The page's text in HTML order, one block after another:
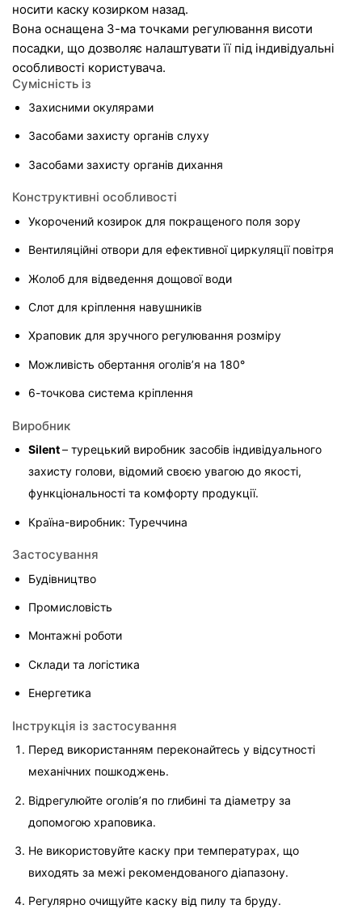
носити каску козирком назад.
Вона оснащена 3-ма точками регулювання висоти
посадки, що дозволяє налаштувати її під індивідуальні
особливості користувача.
Сумісність із
Захисними окулярами
Засобами захисту органів слуху
Засобами захисту органів дихання
Конструктивні особливості
Укорочений козирок для покращеного поля зору
Вентиляційні отвори для ефективної циркуляції повітря
Жолоб для відведення дощової води
Слот для кріплення навушників
Храповик для зручного регулювання розміру
Можливість обертання оголів’я на 180°
6-точкова система кріплення
Виробник
Silent – турецький виробник засобів індивідуального
захисту голови, відомий своєю увагою до якості,
функціональності та комфорту продукції.
Країна-виробник: Туреччина
Застосування
Будівництво
Промисловість
Монтажні роботи
Склади та логістика
Енергетика
Інструкція із застосування
Перед використанням переконайтесь у відсутності
механічних пошкоджень.
Відрегулюйте оголів’я по глибині та діаметру за
допомогою храповика.
Не використовуйте каску при температурах, що
виходять за межі рекомендованого діапазону.
Регулярно очищуйте каску від пилу та бруду.